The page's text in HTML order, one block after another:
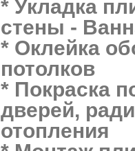
* Укладка
стены -
* Оклейка
потолков
* Покраска
дверей,
отопления